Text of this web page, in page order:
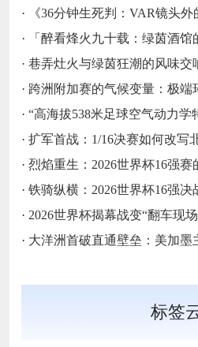
·
《36分钟生死判：VAR镜头外
·
「醉看烽火九十载：绿茵酒馆
· 巷弄灶火与绿茵狂潮的风味交
· 跨洲附加赛的气候变量：极端环境
· “高海拔538米足球空气动力学特征与飞行轨迹调控机
· 扩军首战：1/16决赛如何改写
· 烈焰重生：2026世界杯16强赛
· 铁骑纵横：2026世界杯16强决
· 2026世界杯揭幕战变“翻车现
· 大洋洲首破直通壁垒：美加墨主
标签